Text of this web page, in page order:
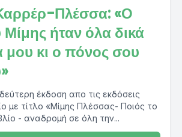
Πλέσσα: «Ο
Μίμης ήταν όλα δικά
μου κι ο πόνος σου
έκδοση απο τις εκδόσεις
με τίτλο «Μίμης Πλέσσας- Ποιός το
- αναδρομή σε όλη την...